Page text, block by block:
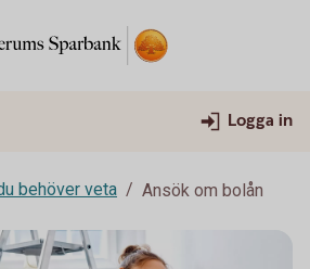
Logga in
behöver veta Ansök om bolån